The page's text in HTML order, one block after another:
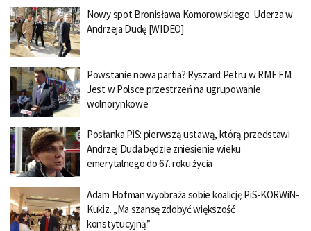
Nowy spot Bronisława Komorowskiego. Uderza w
Andrzeja Dudę [WIDEO]
Powstanie nowa partia? Ryszard Petru w RMF FM:
Jest w Polsce przestrzeń na ugrupowanie
wolnorynkowe
Posłanka PiS: pierwszą ustawą, którą przedstawi
Andrzej Duda będzie zniesienie wieku
emerytalnego do 67. roku życia
Adam Hofman wyobraża sobie koalicję PiS-KORWiN-
Kukiz. „Ma szansę zdobyć większość
konstytucyjną”